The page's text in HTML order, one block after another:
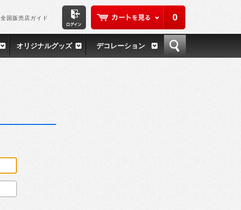
0
全国販売店ガイド
オリジナルグッズ デコレーション